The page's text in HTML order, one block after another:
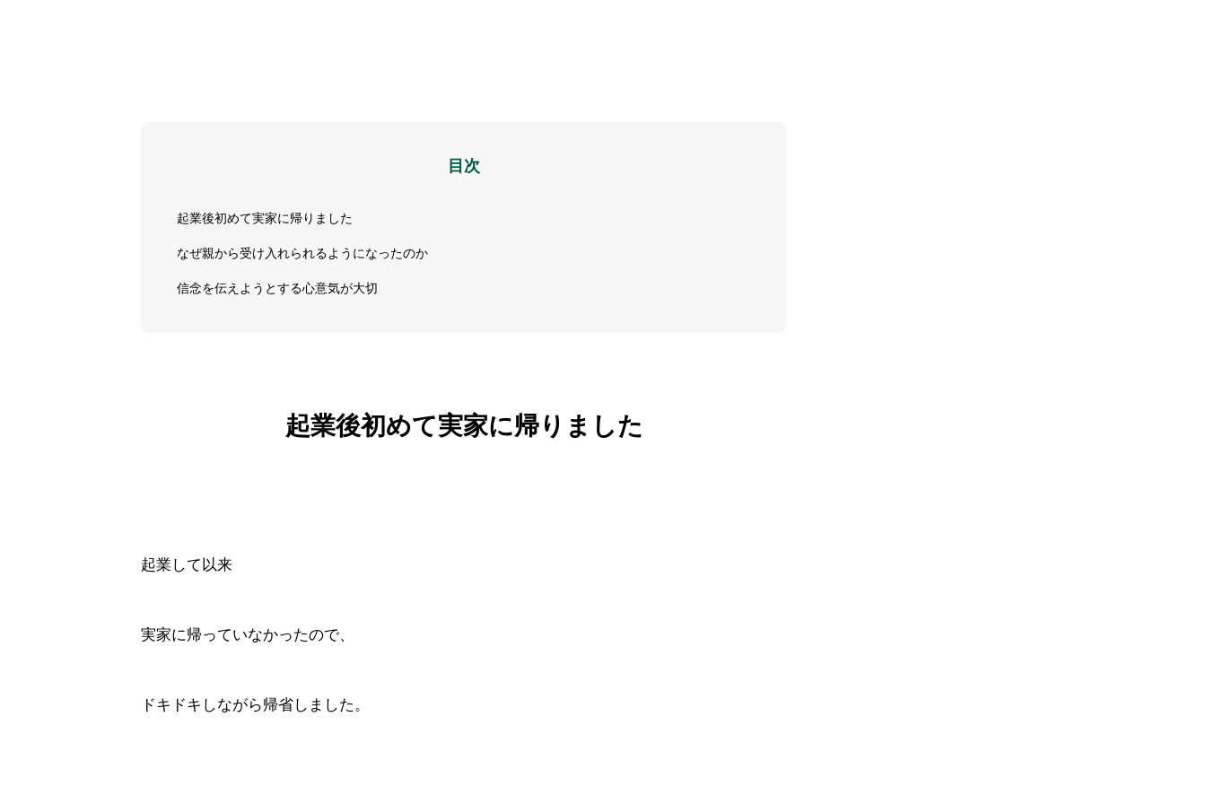
目次
起業後初めて実家に帰りました
なぜ親から受け入れられるようになったのか
信念を伝えようとする心意気が大切
起業後初めて実家に帰りました
起業して以来
実家に帰っていなかったので、
ドキドキしながら帰省しました。